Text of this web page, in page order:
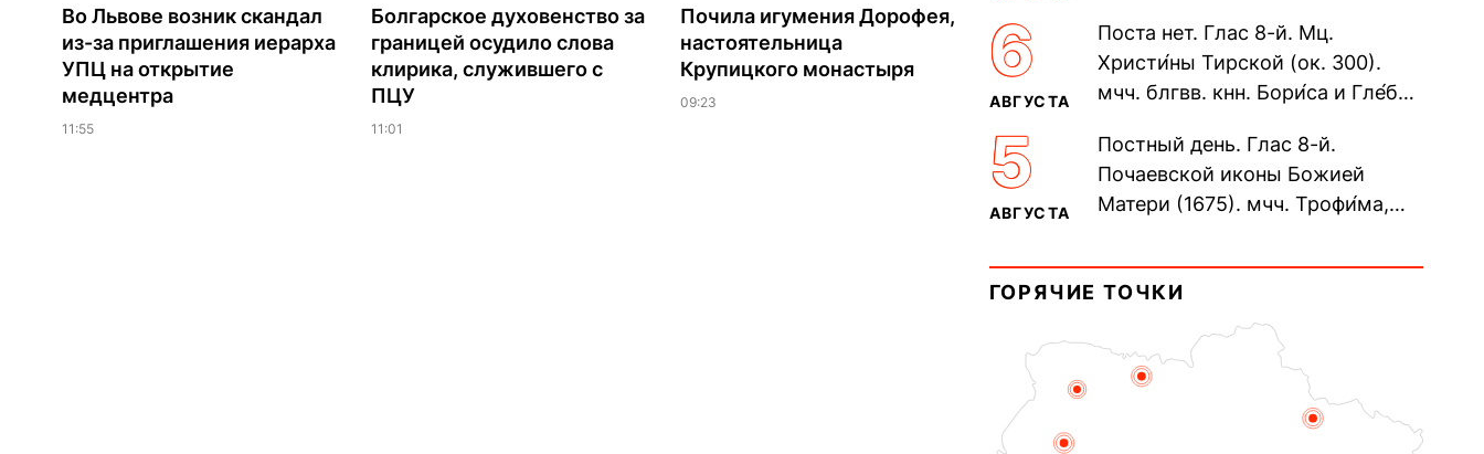
Во Львове возник скандал
из-за приглашения иерарха
УПЦ на открытие
медцентра
11:55
Болгарское духовенство за
границей осудило слова
клирика, служившего с
ПЦУ
11:01
Почила игумения Дорофея,
настоятельница
Крупицкого монастыря
09:23
прп. Евпракси́и девы,...
6
АВГУСТА
Поста нет. Глас 8-й. Мц.
Христи́ны Тирской (ок. 300).
мчч. блгвв. кнн. Бори́са и Гле́ба,
Дави́да (1015). Прп....
5
АВГУСТА
Постный день. Глас 8-й.
Почаевской иконы Божией
Матери (1675). мчч. Трофи́ма,
мучеников (284–305). прав.
воина Фео́дора...
ГОРЯЧИЕ ТОЧКИ